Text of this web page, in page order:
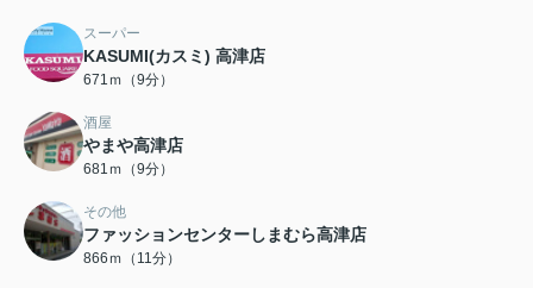
スーパー
KASUMI(カスミ) 高津店
671ｍ（9分）
酒屋
やまや高津店
681ｍ（9分）
その他
ファッションセンターしまむら高津店
866ｍ（11分）